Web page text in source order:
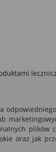
plików
oraz jak